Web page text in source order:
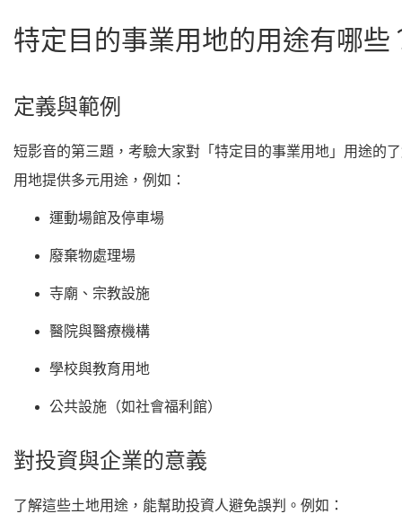
特定目的事業用地的用途有哪些
定義與範例
短影音的第三題，考驗大家對「特定目的事業用地」用途的
用地提供多元用途，例如：
運動場館及停車場
廢棄物處理場
寺廟、宗教設施
醫院與醫療機構
學校與教育用地
公共設施（如社會福利館）
對投資與企業的意義
了解這些土地用途，能幫助投資人避免誤判。例如：